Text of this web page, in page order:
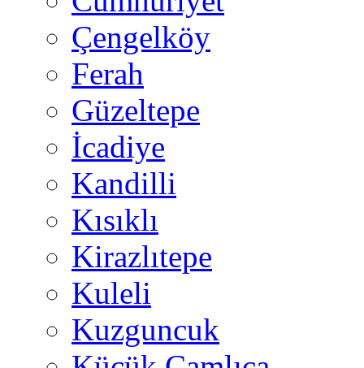
Çengelköy
Ferah
Güzeltepe
İcadiye
Kandilli
Kısıklı
Kirazlıtepe
Kuleli
Kuzguncuk